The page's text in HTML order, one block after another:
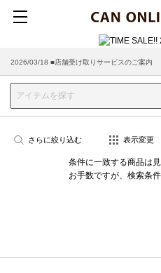
2026/03/18 ■店舗受け取りサービスのご案内
さらに絞り込む 表示変更
条件に一致する商品は
お手数ですが、検索条